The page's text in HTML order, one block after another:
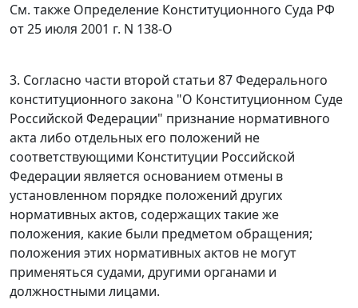
См. также Определение Конституционного Суда РФ
от 25 июля 2001 г. N 138-О
3. Согласно части второй статьи 87Федерального
конституционного закона "О Конституционном Суде
Российской Федерации" признание нормативного
акта либо отдельных его положений не
соответствующими Конституции Российской
Федерации является основанием отмены в
установленном порядке положений других
нормативных актов, содержащих такие же
положения, какие были предметом обращения;
положения этих нормативных актов не могут
применяться судами, другими органами и
должностными лицами.